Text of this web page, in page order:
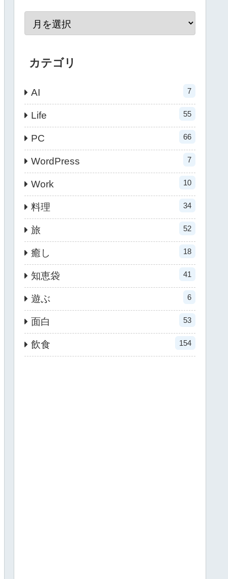
カテゴリ
AI 7
Life 55
PC 66
WordPress 7
Work 10
料理 34
旅 52
癒し 18
知恵袋 41
遊ぶ 6
面白 53
飲食 154